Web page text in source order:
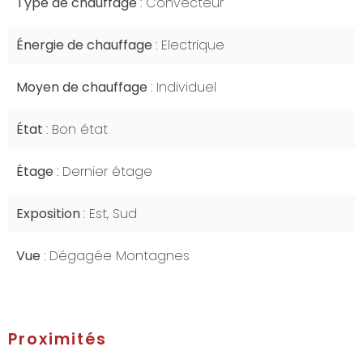
Énergie de chauffage Electrique
Moyen de chauffage Individuel
État Bon état
Étage Dernier étage
Exposition Est, Sud
Vue Dégagée Montagnes
Proximités